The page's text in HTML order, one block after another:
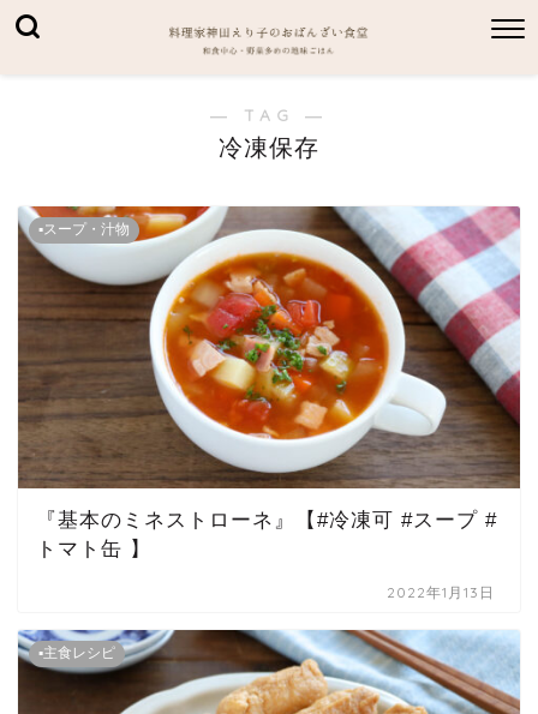
― TAG ―
冷凍保存
▪スープ・汁物
『基本のミネストローネ』【#冷凍可 #スープ #
トマト缶 】
2022年1月13日
▪主食レシピ